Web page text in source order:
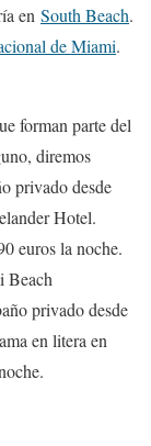
en South Beach.
de Miami.
forman parte del
diremos
privado desde
Hotel.
euros la noche.
Beach
privado desde
en litera en